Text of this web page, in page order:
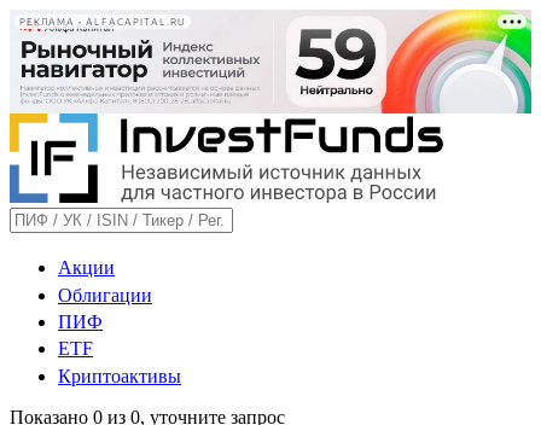
РЕКЛАМА • ALFACAPITAL.RU
Акции
Облигации
ПИФ
ETF
Криптоактивы
Показано 0 из 0, уточните запрос